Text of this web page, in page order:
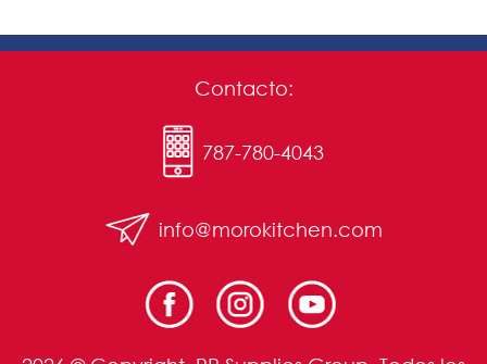
Contacto:
787-780-4043
info@morokitchen.com